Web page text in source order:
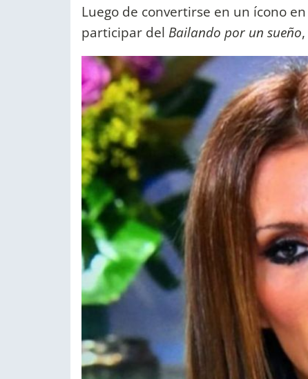
Luego de convertirse en un ícono
participar del Bailando por un sueño